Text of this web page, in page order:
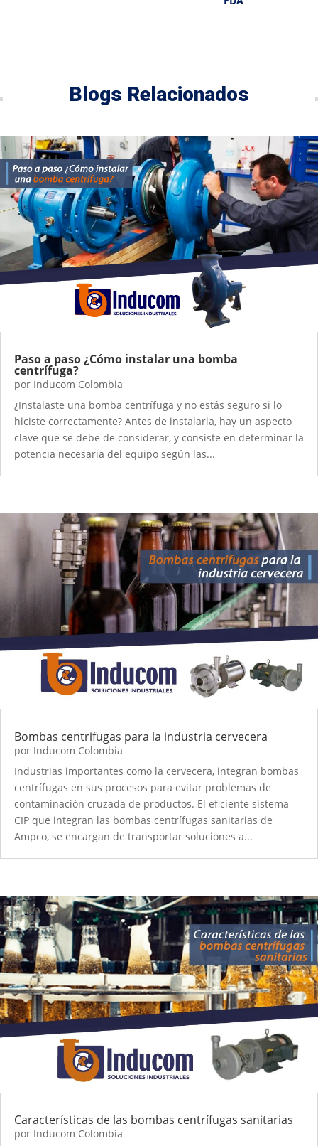
Blogs Relacionados
Paso a paso ¿Cómo instalar una bomba
centrífuga?
por Inducom Colombia
¿Instalaste una bomba centrífuga y no estás seguro si lo
hiciste correctamente? Antes de instalarla, hay un aspecto
clave que se debe de considerar, y consiste en determinar la
potencia necesaria del equipo según las...
Bombas centrifugas para la industria cervecera
por Inducom Colombia
Industrias importantes como la cervecera, integran bombas
centrífugas en sus procesos para evitar problemas de
contaminación cruzada de productos. El eficiente sistema
CIP que integran las bombas centrífugas sanitarias de
Ampco, se encargan de transportar soluciones a...
Características de las bombas centrífugas sanitarias
por Inducom Colombia